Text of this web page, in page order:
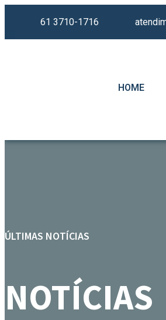
61 3710-1716
HOME
ÚLTIMAS NOTÍCIAS
NOTÍCIAS